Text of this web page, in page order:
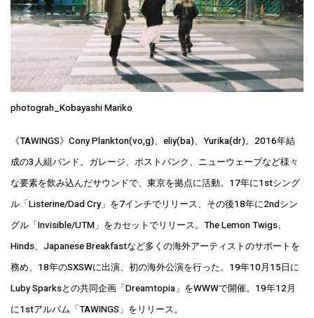
photograh_Kobayashi Mariko
《TAWINGS》Cony Plankton(vo,g)、eliy(ba)、Yurika(dr)。2016年結
成の3人組バンド。ガレージ、ポストパンク、ニューウェーブなど様々
な要素を飲み込んだサウンドで、東京を拠点に活動。17年に1stシング
ル「Listerine/Dad Cry」を7インチでリリース、その後18年に2ndシン
グル「Invisible/UTM」をカセットでリリース。The Lemon Twigs、
Hinds、Japanese Breakfastなど多くの海外アーティストのサポートを
務め、18年のSXSWに出演、初の海外公演を行った。19年10月15日に
Luby Sparksとの共同企画「Dreamtopia」をWWWで開催。19年12月
に1stアルバム「TAWINGS」をリリース。